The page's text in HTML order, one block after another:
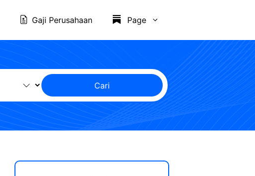
Gaji Perusahaan Page
Cari